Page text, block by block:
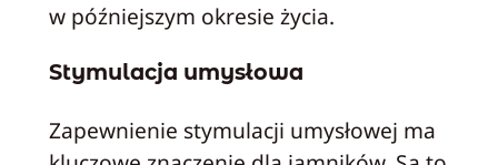
w późniejszym okresie życia.
Stymulacja umysłowa
Zapewnienie stymulacji umysłowej ma